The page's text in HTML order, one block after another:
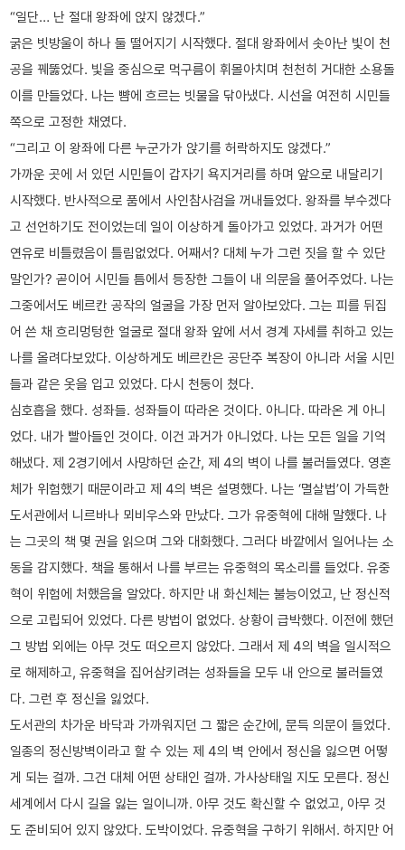
“일단… 난 절대 왕좌에 앉지 않겠다.”
굵은 빗방울이 하나 둘 떨어지기 시작했다. 절대 왕좌에서 솟아난 빛이 천
공을 꿰뚫었다. 빛을 중심으로 먹구름이 휘몰아치며 천천히 거대한 소용돌
이를 만들었다. 나는 뺨에 흐르는 빗물을 닦아냈다. 시선을 여전히 시민들
쪽으로 고정한 채였다.
“그리고 이 왕좌에 다른 누군가가 앉기를 허락하지도 않겠다.”
가까운 곳에 서 있던 시민들이 갑자기 욕지거리를 하며 앞으로 내달리기
시작했다. 반사적으로 품에서 사인참사검을 꺼내들었다. 왕좌를 부수겠다
고 선언하기도 전이었는데 일이 이상하게 돌아가고 있었다. 과거가 어떤
연유로 비틀렸음이 틀림없었다. 어째서? 대체 누가 그런 짓을 할 수 있단
말인가? 곧이어 시민들 틈에서 등장한 그들이 내 의문을 풀어주었다. 나는
그중에서도 베르칸 공작의 얼굴을 가장 먼저 알아보았다. 그는 피를 뒤집
어 쓴 채 흐리멍텅한 얼굴로 절대 왕좌 앞에 서서 경계 자세를 취하고 있는
나를 올려다보았다. 이상하게도 베르칸은 공단주 복장이 아니라 서울 시민
들과 같은 옷을 입고 있었다. 다시 천둥이 쳤다.
심호흡을 했다. 성좌들. 성좌들이 따라온 것이다. 아니다. 따라온 게 아니
었다. 내가 빨아들인 것이다. 이건 과거가 아니었다. 나는 모든 일을 기억
해냈다. 제 2경기에서 사망하던 순간, 제 4의 벽이 나를 불러들였다. 영혼
체가 위험했기 때문이라고 제 4의 벽은 설명했다. 나는 ‘멸살법’이 가득한
도서관에서 니르바나 뫼비우스와 만났다. 그가 유중혁에 대해 말했다. 나
는 그곳의 책 몇 권을 읽으며 그와 대화했다. 그러다 바깥에서 일어나는 소
동을 감지했다. 책을 통해서 나를 부르는 유중혁의 목소리를 들었다. 유중
혁이 위험에 처했음을 알았다. 하지만 내 화신체는 불능이었고, 난 정신적
으로 고립되어 있었다. 다른 방법이 없었다. 상황이 급박했다. 이전에 했던
그 방법 외에는 아무 것도 떠오르지 않았다. 그래서 제 4의 벽을 일시적으
로 해제하고, 유중혁을 집어삼키려는 성좌들을 모두 내 안으로 불러들였
다. 그런 후 정신을 잃었다.
도서관의 차가운 바닥과 가까워지던 그 짧은 순간에, 문득 의문이 들었다.
일종의 정신방벽이라고 할 수 있는 제 4의 벽 안에서 정신을 잃으면 어떻
게 되는 걸까. 그건 대체 어떤 상태인 걸까. 가사상태일 지도 모른다. 정신
세계에서 다시 길을 잃는 일이니까. 아무 것도 확신할 수 없었고, 아무 것
도 준비되어 있지 않았다. 도박이었다. 유중혁을 구하기 위해서. 하지만 어